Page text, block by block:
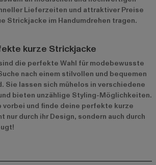
Lieferzeiten und attraktiver Preise
Strickjacke im Handumdrehen tragen.
kurze Strickjacke
die perfekte Wahl für modebewusste
nach einem stilvollen und bequemen
Sie lassen sich mühelos in verschiedene
bieten unzählige Styling-Möglichkeiten.
vorbei und finde deine perfekte kurze
nur durch ihr Design, sondern auch durch